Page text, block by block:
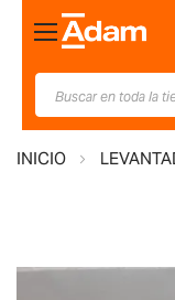
Toggle
Nav
INICIO
Saltar